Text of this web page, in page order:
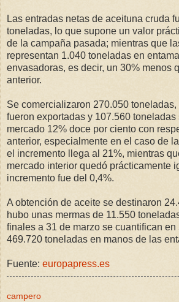
Las entradas netas de aceituna cruda
toneladas, lo que supone un valor
de la campaña pasada; mientras que
representan 1.040 toneladas en
envasadoras, es decir, un 30% menos
anterior.
Se comercializaron 270.050
fueron exportadas y 107.560 toneladas
mercado 12% doce por ciento con
anterior, especialmente en el caso de
el incremento llega al 21%, mientras
mercado interior quedó prácticamente
incremento fue del 0,4%.
A obtención de aceite se destinaron
hubo unas mermas de 11.550
finales a 31 de marzo se cuantifican en
469.720 toneladas en manos de las
Fuente: europapress.es
campero